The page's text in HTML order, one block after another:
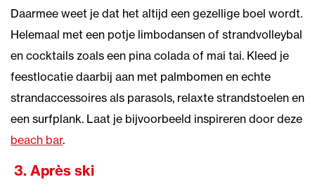
Daarmee weet je dat het altijd een gezellige boel wordt.
Helemaal met een potje limbodansen of strandvolleybal
en cocktails zoals een pina colada of mai tai. Kleed je
feestlocatie daarbij aan met palmbomen en echte
strandaccessoires als parasols, relaxte strandstoelen en
een surfplank. Laat je bijvoorbeeld inspireren door deze
beach bar.
3. Après ski